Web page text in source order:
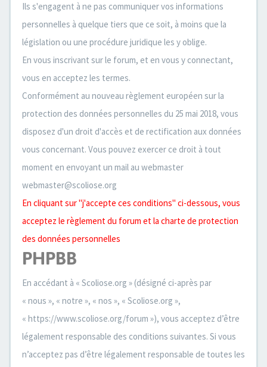
Ils s'engagent à ne pas communiquer vos informations
personnelles à quelque tiers que ce soit, à moins que la
législation ou une procédure juridique les y oblige.
En vous inscrivant sur le forum, et en vous y connectant,
vous en acceptez les termes.
Conformément au nouveau règlement européen sur la
protection des données personnelles du 25 mai 2018, vous
disposez d'un droit d'accès et de rectification aux données
vous concernant. Vous pouvez exercer ce droit à tout
moment en envoyant un mail au webmaster
webmaster@scoliose.org
En cliquant sur "j'accepte ces conditions" ci-dessous, vous
acceptez le règlement du forum et la charte de protection
des données personnelles
PHPBB
En accédant à « Scoliose.org » (désigné ci-après par
« nous », « notre », « nos », « Scoliose.org »,
« https://www.scoliose.org/forum »), vous acceptez d’être
légalement responsable des conditions suivantes. Si vous
n’acceptez pas d’être légalement responsable de toutes les